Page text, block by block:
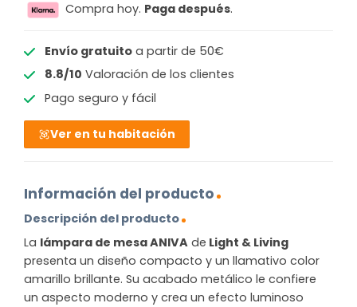
Compra hoy. Paga después.
Envío gratuitoa partir de 50€
8.8/10 Valoración de los clientes
Pago seguro y fácil
Ver en tu habitación
Información del producto
Descripción del producto
La lámpara de mesa ANIVA de Light & Living
presenta un diseño compacto y un llamativo color
amarillo brillante. Su acabado metálico le confiere
un aspecto moderno y crea un efecto luminoso